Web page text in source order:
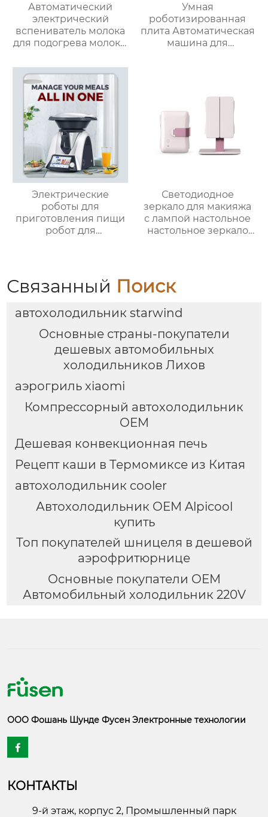
Автоматический
электрический
вспениватель молока
для подогрева молока,
корпус из матовой
нержавеющей стали,
домашний
пароварочный
аппарат для молока
Умная
роботизированная
плита Автоматическая
машина для
для дома
Электрические
роботы для
приготовления пищи
робот для
супница кухонный
комбайн кухонная
Светодиодное
зеркало для макияжа
с лампой настольное
настольное зеркало
зеркало для
фабрика зеркал
Связанный Поиск
автохолодильник starwind
Основные страны-покупатели
дешевых автомобильных
холодильников Лихов
аэрогриль xiaomi
Компрессорный автохолодильник
OEM
Дешевая конвекционная печь
Рецепт каши в Термомиксе из Китая
автохолодильник cooler
Автохолодильник OEM Alpicool
купить
Топ покупателей шницеля в дешевой
аэрофритюрнице
Основные покупатели OEM
Автомобильный холодильник 220V
ООО Фошань Шунде Фусен Электронные технологии

КОНТАКТЫ
9-й этаж, корпус 2, Промышленный парк